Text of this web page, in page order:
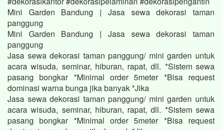
Mini Garden Bandung | Jasa sewa dekorasi taman
panggung
Mini Garden Bandung | Jasa sewa dekorasi taman
panggung
Jasa sewa dekorasi taman panggung/ mini garden untuk
acara wisuda, seminar, hiburan, rapat, dll. *Sistem sewa
pasang bongkar *Minimal order 5meter *Bisa request
dominasi warna bunga jika banyak *Jika
Jasa sewa dekorasi taman panggung/ mini garden untuk
acara wisuda, seminar, hiburan, rapat, dll. *Sistem sewa
pasang bongkar *Minimal order 5meter *Bisa request